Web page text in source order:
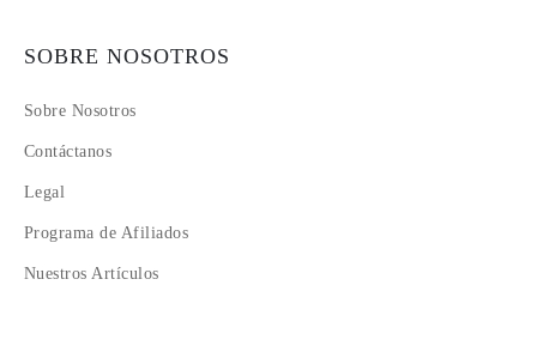
SOBRE NOSOTROS
Sobre Nosotros
Contáctanos
Legal
Programa de Afiliados
Nuestros Artículos